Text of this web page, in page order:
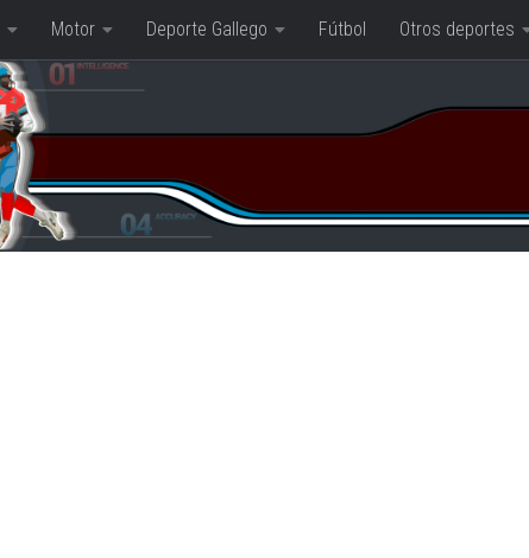
Motor Deporte Gallego Fútbol Otros deportes